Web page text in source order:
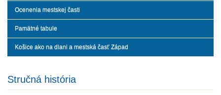
Ocenenia mestskej časti
Pamätné tabule
Košice ako na dlani a mestská časť Západ
Stručná história